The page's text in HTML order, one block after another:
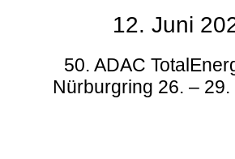
12. Juni
50. ADAC
Nürburgring 26. – 29.